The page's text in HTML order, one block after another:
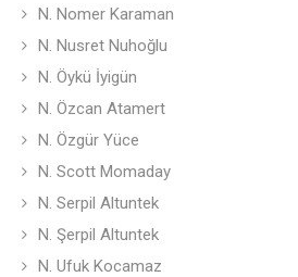
N. Nomer Karaman
N. Nusret Nuhoğlu
N. Öykü İyigün
N. Özcan Atamert
N. Özgür Yüce
N. Scott Momaday
N. Serpil Altuntek
N. Şerpil Altuntek
N. Ufuk Kocamaz